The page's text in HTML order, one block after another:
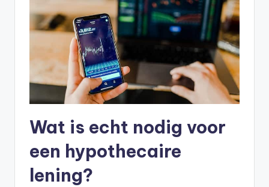
Wat is echt nodig voor
een hypothecaire
lening?